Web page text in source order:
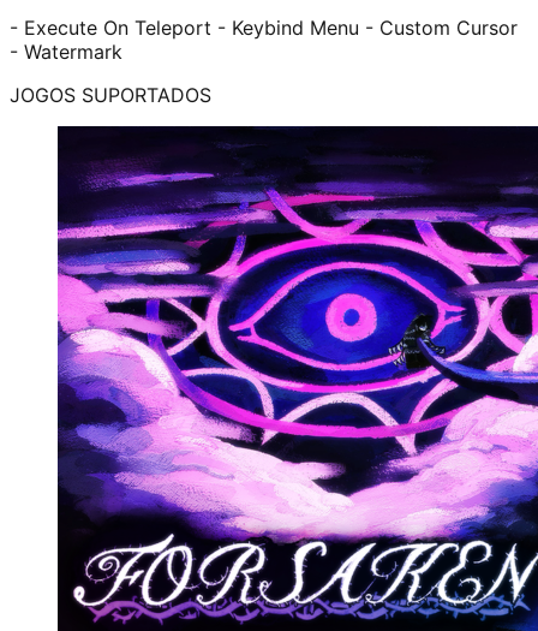
- Execute On Teleport - Keybind Menu - Custom Cursor
- Watermark
JOGOS SUPORTADOS